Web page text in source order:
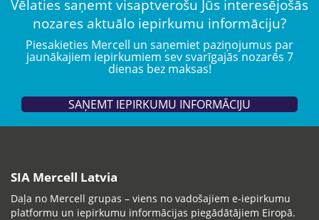
Vēlaties saņemt visaptverošu Jūs interesējošās
nozares aktuālo iepirkumu informāciju?
Piesakieties Mercell un saņemiet paziņojumus par
jaunākajiem iepirkumiem sev svarīgajās nozarēs 7
dienas bez maksas!
SAŅEMT IEPIRKUMU INFORMĀCIJU
SIA Mercell Latvia
Daļa no Mercell grupas – viens no vadošajiem e-iepirkumu
platformu un iepirkumu informācijas piegādātājiem Eiropā.